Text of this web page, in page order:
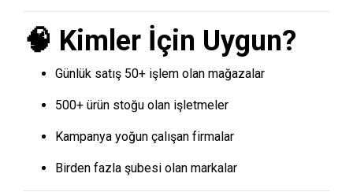
🧠 Kimler İçin Uygun?
Günlük satış 50+ işlem olan mağazalar
500+ ürün stoğu olan işletmeler
Kampanya yoğun çalışan firmalar
Birden fazla şubesi olan markalar